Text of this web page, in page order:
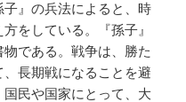
』の兵法によると、時
をしている。『孫子』
である。戦争は、勝た
長期戦になることを避
民や国家にとって、大